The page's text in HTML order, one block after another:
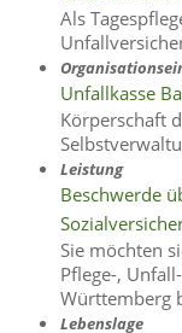
Als
Unfallkasse
Körperschaft
Leistung
Beschwerde
Sie möchten
Pflege-,
Württemberg
Lebenslage